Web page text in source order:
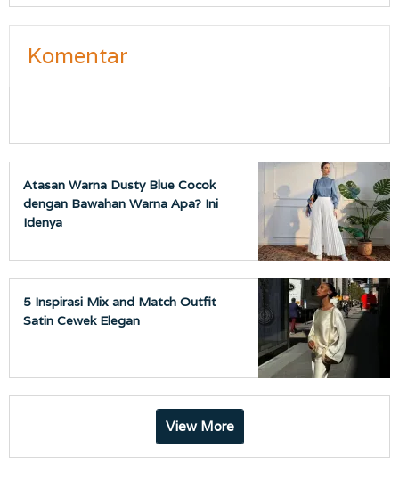
Komentar
Atasan Warna Dusty Blue Cocok
dengan Bawahan Warna Apa? Ini
Idenya
5 Inspirasi Mix and Match Outfit
Satin Cewek Elegan
View More